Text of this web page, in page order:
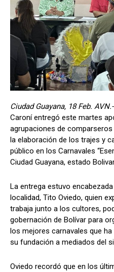
Ciudad Guayana, 18 Feb. AVN.-
Caroní entregó este martes
agrupaciones de
la elaboración de los trajes y
público en los Carnavales
Ciudad Guayana, estado
La entrega estuvo
localidad, Tito Oviedo, quien
trabaja junto a los cultores,
gobernación de Bolívar para
los mejores carnavales que
su fundación a mediados del
Oviedo recordó que en los